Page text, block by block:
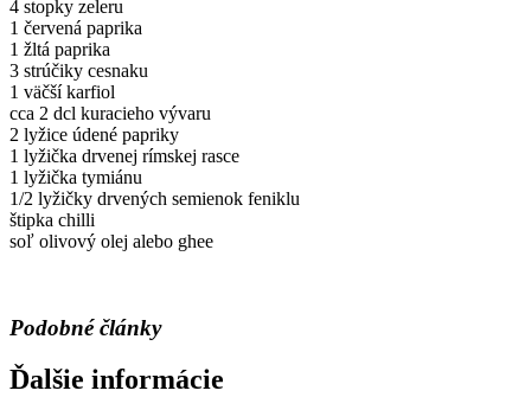
4 stopky zeleru
1 červená paprika
1 žltá paprika
3 strúčiky cesnaku
1 väčší karfiol
cca 2 dcl kuracieho vývaru
2 lyžice údené papriky
1 lyžička drvenej rímskej rasce
1 lyžička tymiánu
1/2 lyžičky drvených semienok feniklu
štipka chilli
soľ olivový olej alebo ghee
Podobné články
Ďalšie informácie